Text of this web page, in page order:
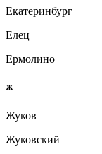
Екатеринбург
Елец
Ермолино
Ж
Жуков
Жуковский